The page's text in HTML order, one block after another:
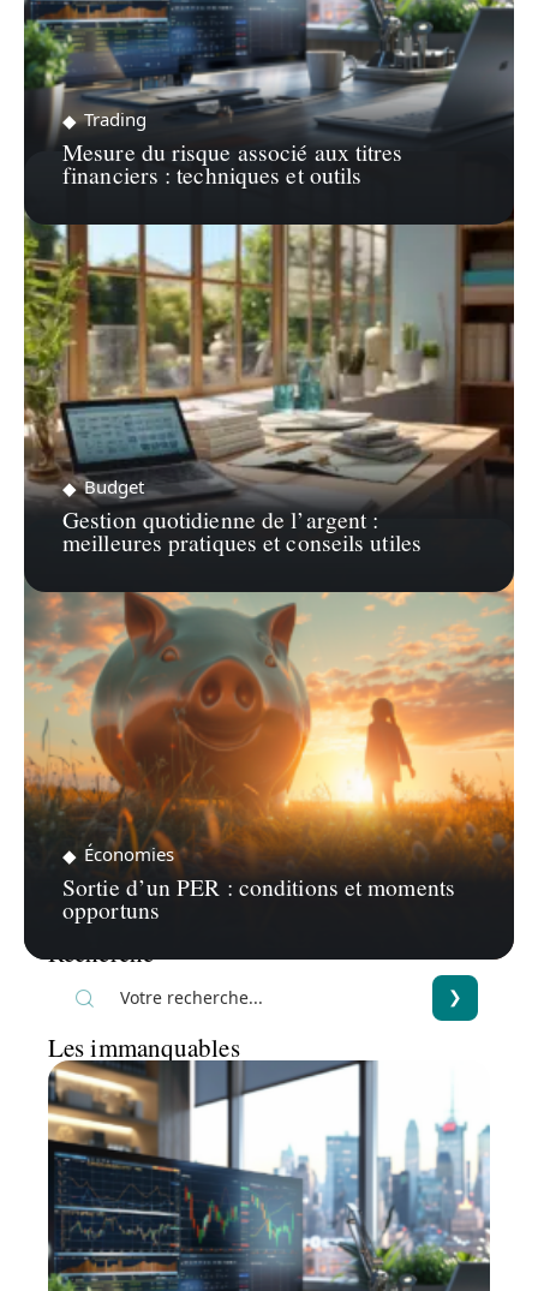
Trading
Mesure du risque associé aux titres
financiers : techniques et outils
Budget
Gestion quotidienne de l’argent :
meilleures pratiques et conseils utiles
Économies
Sortie d’un PER : conditions et moments
opportuns
Recherche
Les immanquables